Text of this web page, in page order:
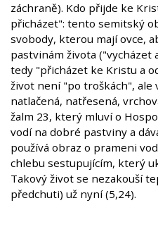
záchraně). Kdo přijde ke
přicházet": tento semitský
svobody, kterou mají ovce,
pastvinám života ("vycházet
tedy "přicházet ke Kristu a
život není "po troškách", ale
natlačená, natřesená,
žalm 23, který mluví o
vodí na dobré pastviny a
používá obraz o prameni
chlebu sestupujícím, který
Takový život se nezakouší
předchuti) už nyní (5,24).